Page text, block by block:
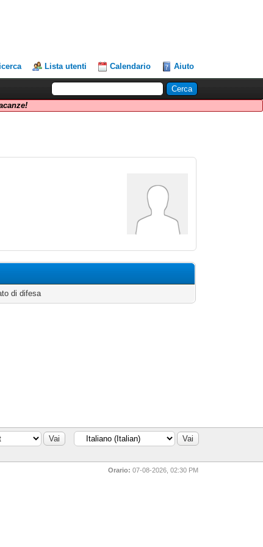
Lista utenti Calendario Aiuto
di difesa
Orario: 07-08-2026, 02:30 PM